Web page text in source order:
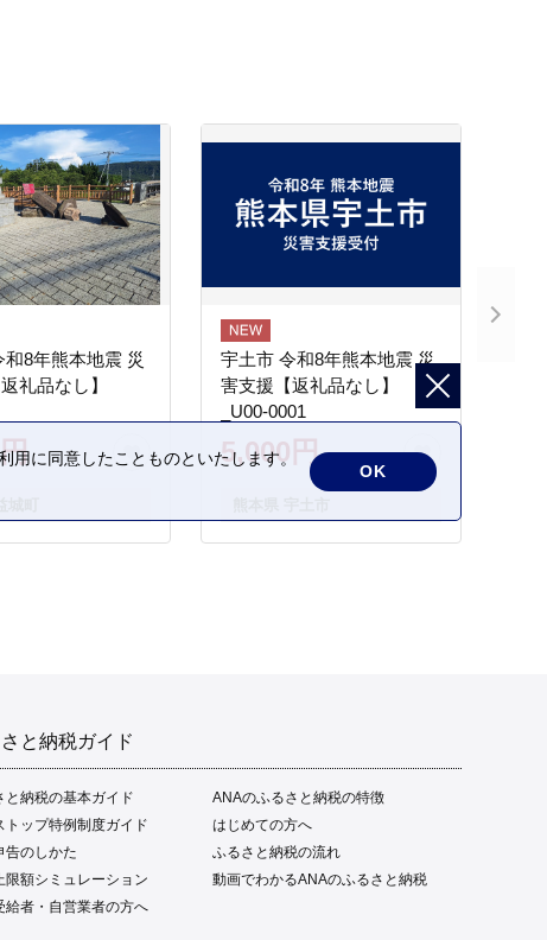
和8年熊本地震 災
礼品なし】
宇土市 令和8年熊本地震 災
害支援【返礼品なし】
_U00-0001
5,000円
と納税ガイド
と納税の基本ガイド
ANAのふるさと納税の特徴
トップ特例制度ガイド
はじめての方へ
告のしかた
ふるさと納税の流れ
限額シミュレーション
動画でわかるANAのふるさと納税
給者・自営業者の方へ
に同意したことものといたします。
OK